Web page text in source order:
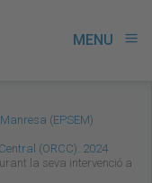
MENU menu
(EPSEM)
(ORCC). 2024
la seva intervenció a